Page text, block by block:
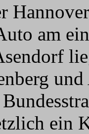
am
ein